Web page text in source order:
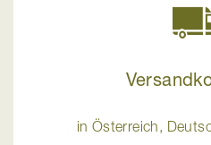
in Österreich,